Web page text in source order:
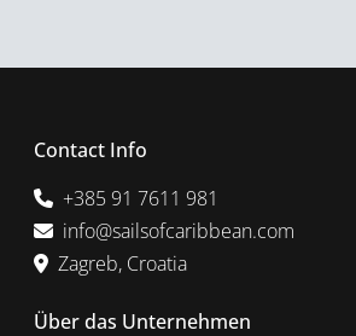
Contact Info
+385 91 7611 981
info@sailsofcaribbean.com
Zagreb, Croatia
Über das Unternehmen